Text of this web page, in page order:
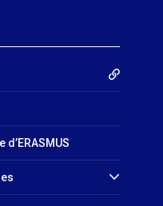
d’ERASMUS